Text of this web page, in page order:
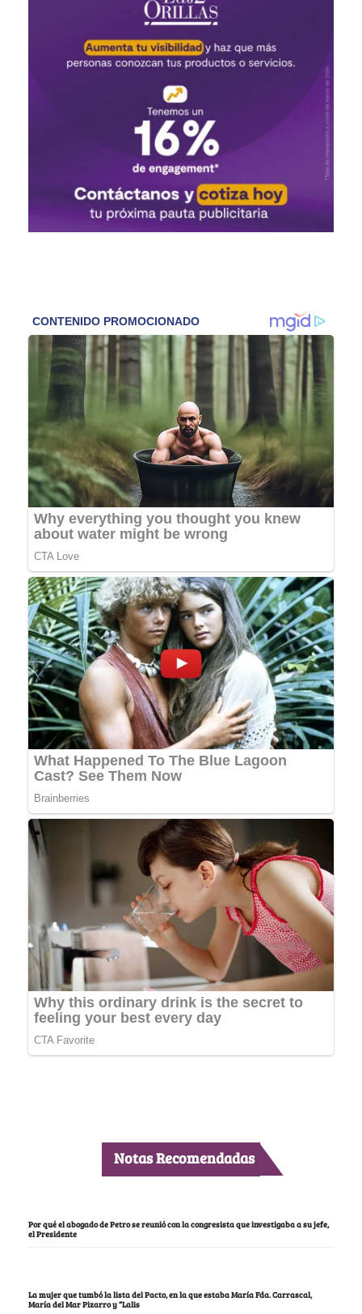
Notas Recomendadas
Por qué el abogado de Petro se reunió con la congresista que investigaba a su jefe,
el Presidente
La mujer que tumbó la lista del Pacto, en la que estaba María Fda. Carrascal,
María del Mar Pizarro y “Lalis